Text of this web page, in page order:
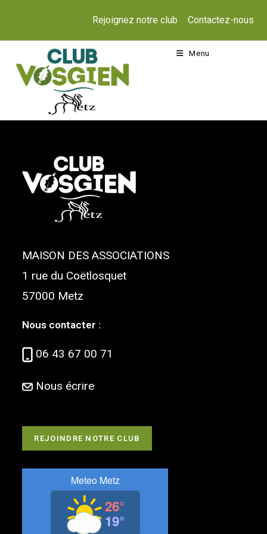
Rejoignez notre club Contactez-nous
Menu
MAISON DES ASSOCIATIONS
1 rue du Coëtlosquet
57000 Metz
Nous contacter :
06 43 67 00 71
Nous écrire
REJOINDRE NOTRE CLUB